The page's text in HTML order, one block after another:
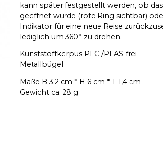
kann später festgestellt werden, ob
geöffnet wurde (rote Ring sichtbar)
Indikator für eine neue Reise
lediglich um 360° zu drehen.
Kunststoffkorpus PFC-/PFAS-frei
Metallbügel
Maße B 3.2 cm * H 6 cm * T 1,4 cm
Gewicht ca. 28 g